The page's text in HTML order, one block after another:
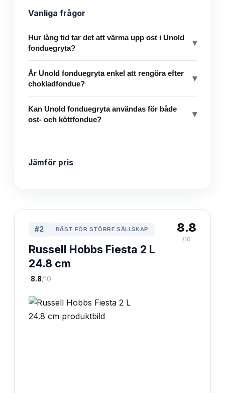
Vanliga frågor
Hur lång tid tar det att värma upp ost i Unold
fonduegryta?
▾
Är Unold fonduegryta enkel att rengöra efter
chokladfondue?
▾
Kan Unold fonduegryta användas för både
ost- och köttfondue?
▾
Jämför pris
#2 BÄST FÖR STÖRRE SÄLLSKAP
Russell Hobbs Fiesta 2 L
24.8 cm
·8.8/10
8.8
/10